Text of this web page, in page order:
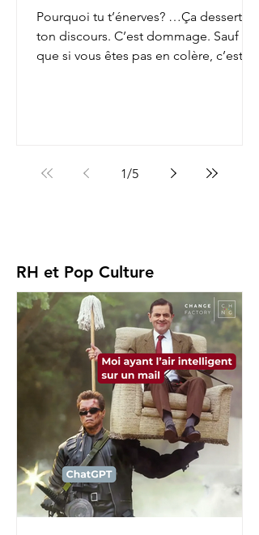
Pourquoi tu t’énerves? …Ça dessert
ton discours. C’est dommage. Sauf
que si vous êtes pas en colère, c’est
1/5
RH et Pop Culture